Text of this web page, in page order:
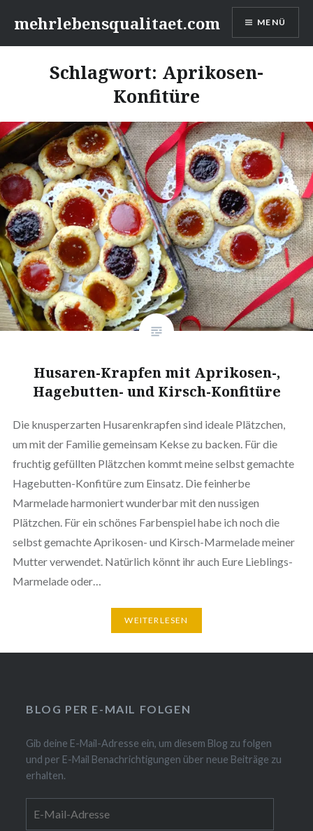
Inhalt
springen
mehrlebensqualitaet.com MENÜ
Schlagwort: Aprikosen-
Konfitüre
Husaren-Krapfen mit Aprikosen-,
Hagebutten- und Kirsch-Konfitüre
Die knusperzarten Husarenkrapfen sind ideale Plätzchen,
um mit der Familie gemeinsam Kekse zu backen. Für die
fruchtig gefüllten Plätzchen kommt meine selbst gemachte
Hagebutten-Konfitüre zum Einsatz. Die feinherbe
Marmelade harmoniert wunderbar mit den nussigen
Plätzchen. Für ein schönes Farbenspiel habe ich noch die
selbst gemachte Aprikosen- und Kirsch-Marmelade meiner
Mutter verwendet. Natürlich könnt ihr auch Eure Lieblings-
Marmelade oder…
WEITERLESEN
BLOG PER E-MAIL FOLGEN
Gib deine E-Mail-Adresse ein, um diesem Blog zu folgen
und per E-Mail Benachrichtigungen über neue Beiträge zu
erhalten.
Mail-